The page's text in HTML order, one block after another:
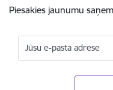
Piesakies jaunumu
Jūsu e-pasta adrese